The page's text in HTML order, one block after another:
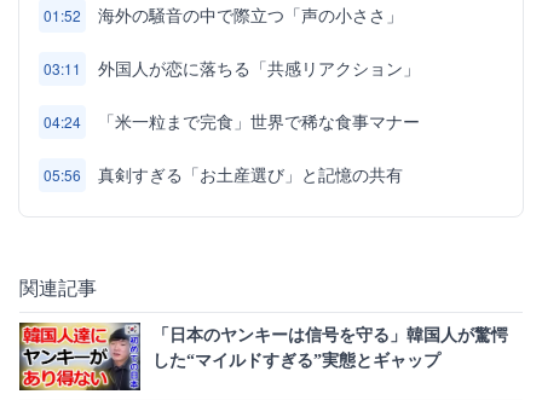
01:52 海外の騒音の中で際立つ「声の小ささ」
03:11 外国人が恋に落ちる「共感リアクション」
04:24 「米一粒まで完食」世界で稀な食事マナー
05:56 真剣すぎる「お土産選び」と記憶の共有
関連記事
「日本のヤンキーは信号を守る」韓国人が驚愕
した“マイルドすぎる”実態とギャップ